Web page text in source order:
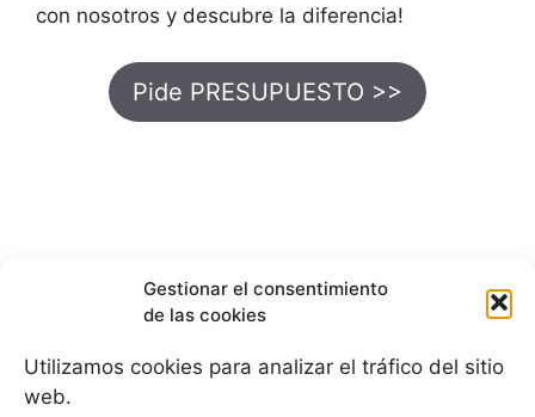
Gestionar el consentimiento
de las cookies
Utilizamos cookies para analizar el tráfico del sitio
web.
con nosotros y descubre la diferencia!
Pide PRESUPUESTO >>
Blog de limpieza a domicilio
Política de cookies (UE)
Aviso legal y política de privacidad